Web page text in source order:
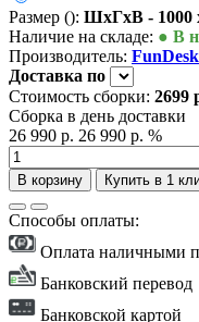
Размер (): ШxГxВ - 1000
Наличие на складе: ● В
Производитель: FunDesk
Доставка по
Стоимость сборки: 2699
Сборка в день доставки
26 990 р. 26 990 р. %
В корзину Купить в 1
Способы оплаты:
Оплата наличными
Банковский перевод
Банковской картой